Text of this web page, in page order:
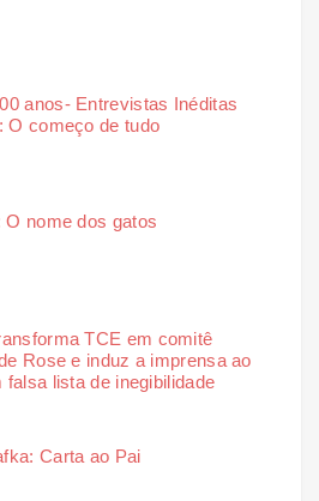
anos- Entrevistas Inéditas
O começo de tudo
O nome dos gatos
TCE em comitê
Rose e induz a imprensa ao
falsa lista de inegibilidade
Carta ao Pai